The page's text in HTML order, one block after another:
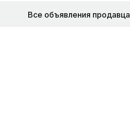
Все объявления продавца